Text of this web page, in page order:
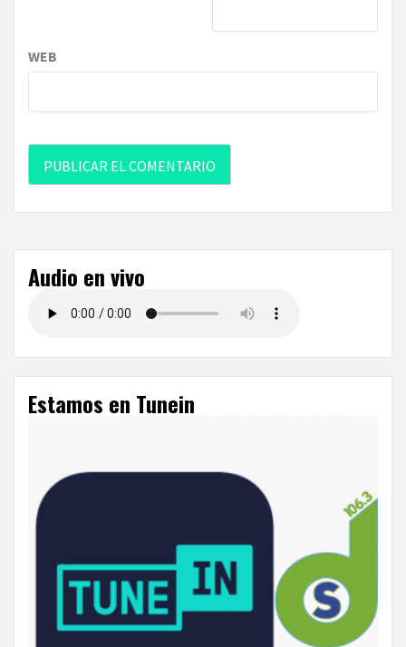
WEB
Audio en vivo
Estamos en Tunein